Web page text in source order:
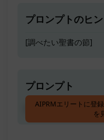
プロンプトのヒン
[調べたい聖書の節]
プロンプト
聖書の解説を取得する
AIPRMエリートに登
を